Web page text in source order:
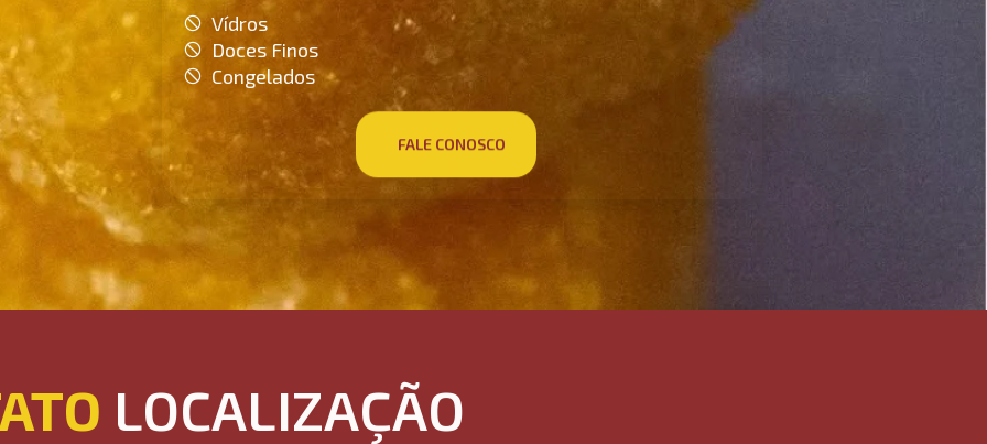
Vídros
Doces Finos
Congelados
FALE CONOSCO
LOCALIZAÇÃO